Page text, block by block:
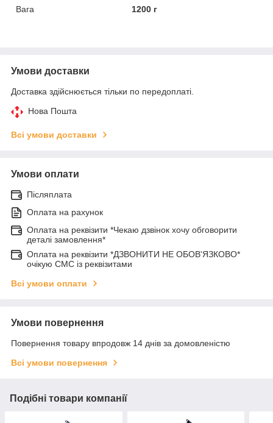
Вага
1200 г
Умови доставки
Доставка здійснюється тільки по передоплаті.
Нова Пошта
Всі умови доставки
Умови оплати
Післяплата
Оплата на рахунок
Оплата на реквізити *Чекаю дзвінок хочу обговорити
деталі замовлення*
Оплата на реквізити *ДЗВОНИТИ НЕ ОБОВ'ЯЗКОВО*
очікую СМС із реквізитами
Всі умови оплати
Умови повернення
Повернення товару впродовж 14 днів за домовленістю
Всі умови повернення
Подібні товари компанії